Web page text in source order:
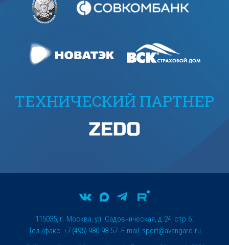
ТЕХНИЧЕСКИЙ ПАРТНЕР
115035, г. Москва, ул. Садовническая, д.24, стр.6.
Тел./факс: +7 (495) 980-98-57. E-mail: sport@avangard.ru